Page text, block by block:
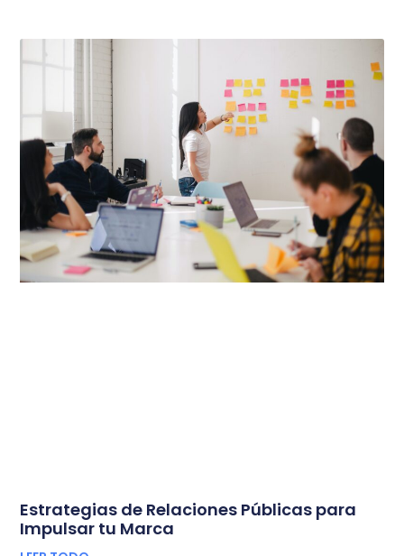
Estrategias de Relaciones Públicas para
Impulsar tu Marca